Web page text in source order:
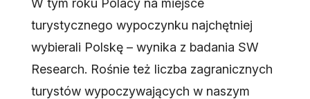
turystycznego wypoczynku najchętniej
wybierali Polskę – wynika z badania SW
Research. Rośnie też liczba zagranicznych
turystów wypoczywających w naszym